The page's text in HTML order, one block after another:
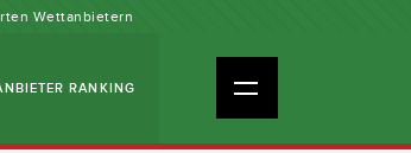
Wettanbietern
RANKING